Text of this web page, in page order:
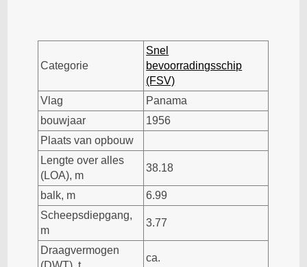
Categorie
Snel
bevoorradingsschip
(FSV)
Vlag
Panama
bouwjaar
1956
Plaats van opbouw
Lengte over alles
(LOA), m
38.18
balk, m
6.99
Scheepsdiepgang,
m
3.77
Draagvermogen
ca.